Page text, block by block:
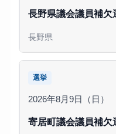
長野県議会議員補欠
長野県
選挙
2026年8月9日（日）
寄居町議会議員補欠